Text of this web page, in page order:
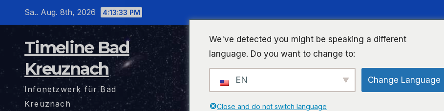
Sa.. Aug. 8th, 2026 4:13:34 PM
Timeline Bad
Kreuznach
Infonetzwerk für Bad
Kreuznach
We've detected you might be speaking a different
language. Do you want to change to:
EN Change Language
Close and do not switch language